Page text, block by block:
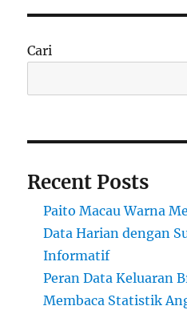
Cari
Recent Posts
Paito Macau Warna
Data Harian dengan
Informatif
Peran Data Keluaran
Membaca Statistik